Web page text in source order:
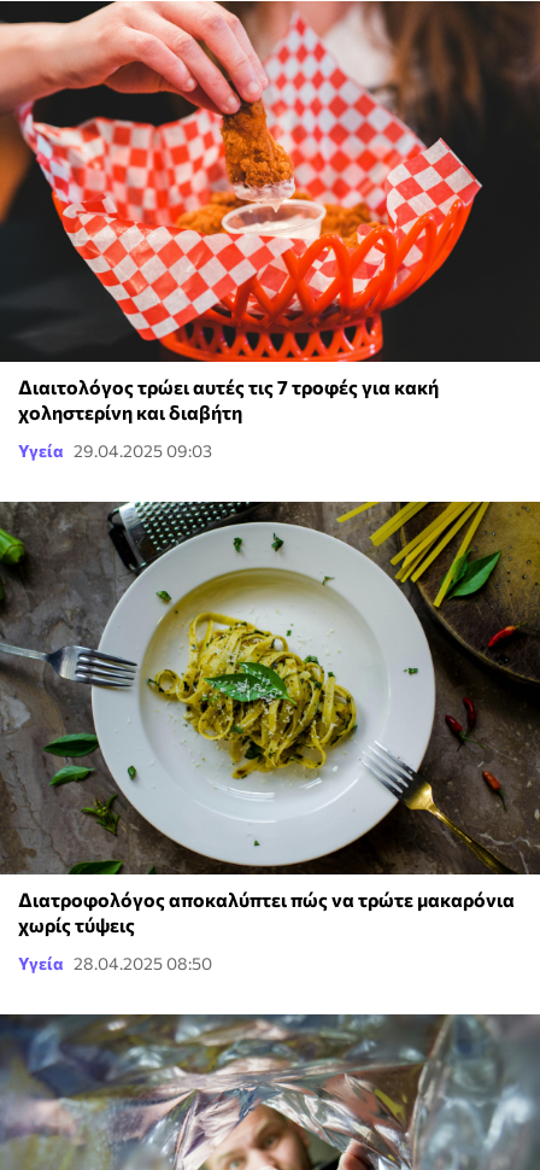
Διαιτολόγος τρώει αυτές τις 7 τροφές για κακή
χοληστερίνη και διαβήτη
Υγεία 29.04.2025 09:03
Διατροφολόγος αποκαλύπτει πώς να τρώτε μακαρόνια
χωρίς τύψεις
Υγεία 28.04.2025 08:50